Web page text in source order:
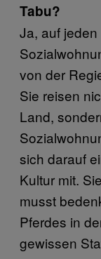
Tabu?
Ja, auf
von der
Sie reisen
Land,
sich darauf
Kultur mit.
musst
Pferdes in
gewissen